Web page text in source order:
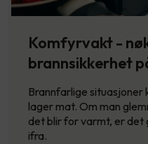
Komfyrvakt -
brannsikkerhet
Brannfarlige
lager mat. Om man
det blir for varmt, er det
ifra.